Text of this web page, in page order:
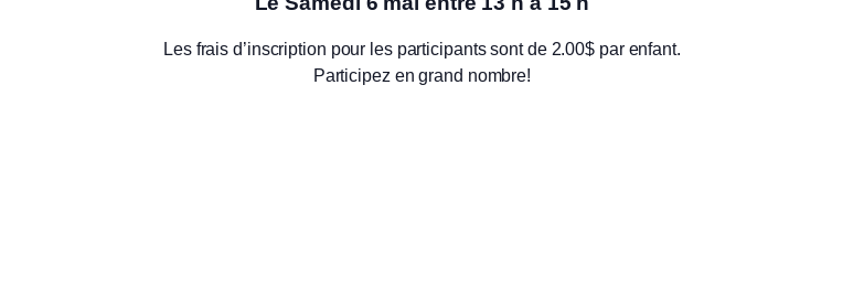
Les frais d’inscription pour les participants sont de 2.00$ par enfant.
Participez en grand nombre!